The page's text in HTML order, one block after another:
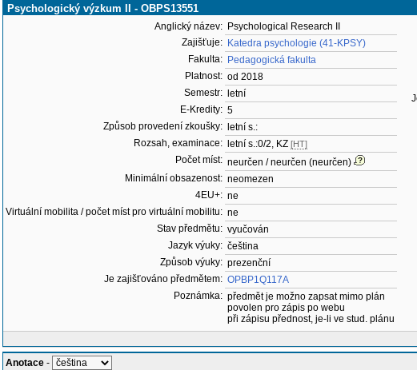
Psychologický výzkum II - OBPS13551
Anglický název: Psychological Research II
Zajišťuje: Katedra psychologie (41-KPSY)
Fakulta: Pedagogická fakulta
Platnost: od 2018
Semestr:
letní
E-Kredity: 5
Způsob provedení zkoušky:
letní s.:
Rozsah, examinace:
letní s.:0/2, KZ [HT]
Počet míst: neurčen / neurčen (neurčen)
Minimální obsazenost: neomezen
4EU+: ne
Virtuální mobilita / počet míst pro virtuální mobilitu: ne
Stav předmětu: vyučován
Jazyk výuky: čeština
Způsob výuky: prezenční
Je zajišťováno předmětem: OPBP1Q117A
Poznámka: předmět je možno zapsat mimo plán
povolen pro zápis po webu
při zápisu přednost, je-li ve stud. plánu
Anotace -